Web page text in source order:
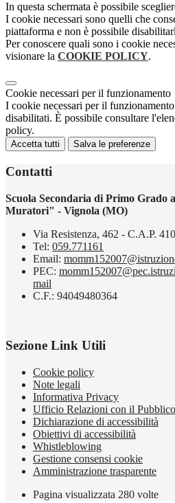
In questa schermata è possibile
I cookie necessari sono quelli che
piattaforma e non è possibile
Per conoscere quali sono i cookie
visionare la COOKIE POLICY.
Cookie necessari per il funzionamento
I cookie necessari per il
disabilitati. È possibile consultare
policy.
Accetta tutti Salva le preferenze
Contatti
Scuola Secondaria di Primo
Muratori" - Vignola (MO)
Via Resistenza, 462 - C.A.P.
Tel: 059.771161
Email:
PEC:
mail
C.F.: 94049480364
Sezione Link Utili
Cookie policy
Note legali
Informativa Privacy
Ufficio Relazioni con il Pubblico
Dichiarazione di accessibilità
Obiettivi di accessibilità
Whistleblowing
Gestione consensi cookie
Amministrazione trasparente
Pagina visualizzata 280 volte